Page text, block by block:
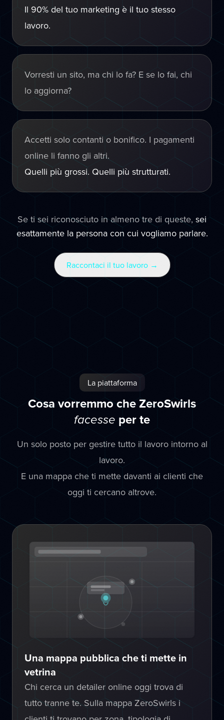
Il 90% del tuo marketing è il tuo stesso
lavoro.
Vorresti un sito, ma chi lo fa? E se lo fai, chi
lo aggiorna?
Accetti solo contanti o bonifico. I pagamenti
online li fanno gli altri.
Quelli più grossi. Quelli più strutturati.
Se ti sei riconosciuto in almeno tre di queste, sei
esattamente la persona con cui vogliamo parlare.
Raccontaci il tuo lavoro →
La piattaforma
Cosa vorremmo che ZeroSwirls
facesse per te
Un solo posto per gestire tutto il lavoro intorno al
lavoro.
E una mappa che ti mette davanti ai clienti che
oggi ti cercano altrove.
Una mappa pubblica che ti mette in
vetrina
Chi cerca un detailer online oggi trova di
tutto tranne te. Sulla mappa ZeroSwirls i